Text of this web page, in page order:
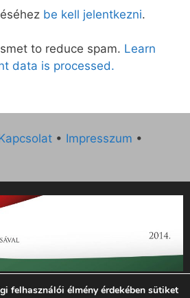
be kell jelentkezni.
to reduce spam. Learn
data is processed.
• Impresszum •
hetilap 2014. évi működésének
KCP-14-P-0121 sz. támogatási
felhasználói élmény érdekében sütiket